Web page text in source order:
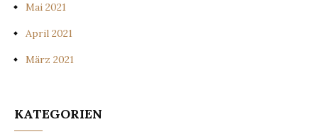
Mai 2021
April 2021
März 2021
KATEGORIEN